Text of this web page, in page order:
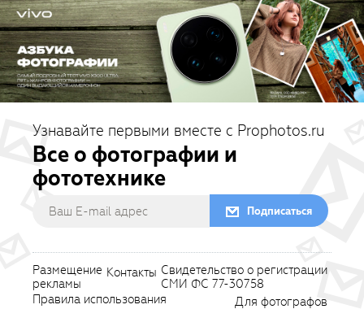
Узнавайте первыми вместе с Prophotos.ru
Все о фотографии и
фототехнике
Подписаться
Размещение
рекламы
Контакты Свидетельство о регистрации
СМИ ФС 77-30758
Правила использования
Для фотографов